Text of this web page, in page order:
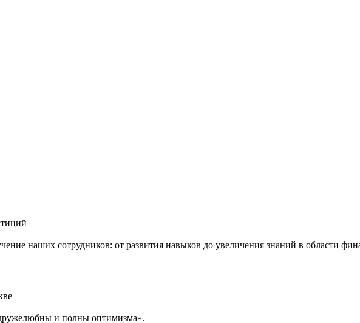
наших сотрудников: от развития навыков до увеличения знаний в области
и полны оптимизма».